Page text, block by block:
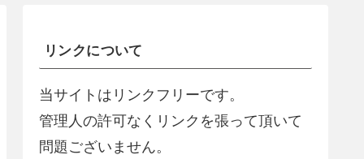
リンクについて
当サイトはリンクフリーです。
管理人の許可なくリンクを張って頂いて
問題ございません。